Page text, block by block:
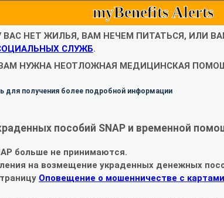
myBenefits Alerts
ВАС НЕТ ЖИЛЬЯ, ВАМ НЕЧЕМ ПИТАТЬСЯ, ИЛИ
СЛУЖБ.
НУЖНА НЕОТЛОЖНАЯ МЕДИЦИНСКАЯ
получения более подробной информации
пособий SNAP и временной
больше не принимаются.
на возмещение украденных денежных
Оповещение о мошенничестве с картами